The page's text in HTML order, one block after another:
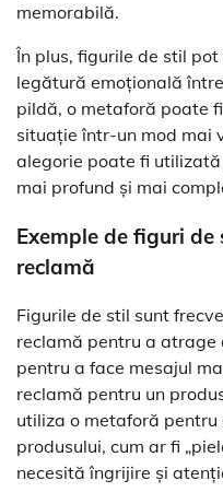
memorabilă.
În plus, figurile de stil
legătură emoțională
pildă, o metaforă poate
situație într-un mod mai
alegorie poate fi
mai profund și mai
Exemple de figuri
reclamă
Figurile de stil sunt
reclamă pentru a
pentru a face mesajul
reclamă pentru un
utiliza o metaforă pentru
produsului, cum ar fi
necesită îngrijire și